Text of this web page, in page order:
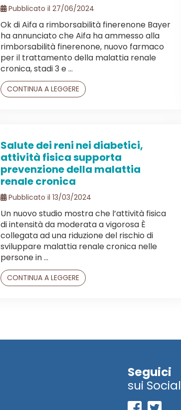
Pubblicato il 27/06/2024
Ok di Aifa a rimborsabilità finerenone Bayer
ha annunciato che Aifa ha ammesso alla
rimborsabilità finerenone, nuovo farmaco
per il trattamento della malattia renale
cronica, stadi 3 e ...
CONTINUA A LEGGERE
Salute dei reni nei diabetici,
attività fisica supporta
prevenzione della malattia
renale cronica
Pubblicato il 13/03/2024
Un nuovo studio mostra che l’attività fisica
di intensità da moderata a vigorosa È
collegata ad una riduzione del rischio di
sviluppare malattia renale cronica nelle
persone in ...
CONTINUA A LEGGERE
Seguici
sui Social